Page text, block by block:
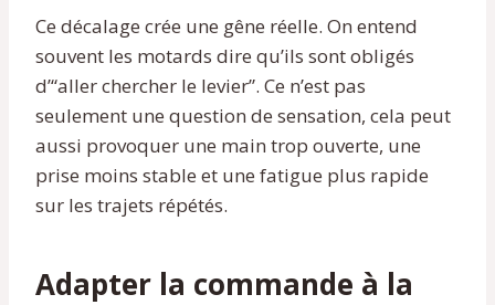
Ce décalage crée une gêne réelle. On entend
souvent les motards dire qu’ils sont obligés
d’“aller chercher le levier”. Ce n’est pas
seulement une question de sensation, cela peut
aussi provoquer une main trop ouverte, une
prise moins stable et une fatigue plus rapide
sur les trajets répétés.
Adapter la commande à la